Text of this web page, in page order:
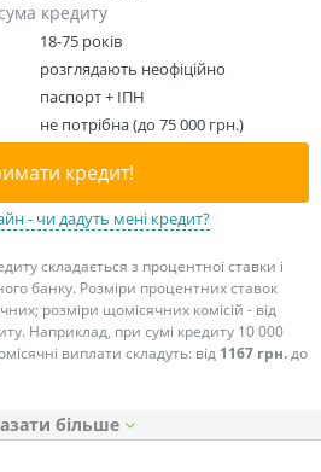
сума кредиту
18-75 років
розглядають неофіційно
паспорт + ІПН
не потрібна (до 75 000 грн.)
кредит!
- чи дадуть мені кредит?
складається з процентної ставки і
банку. Розміри процентних ставок
розміри щомісячних комісій - від
Наприклад, при сумі кредиту 10 000
виплати складуть: від 1167 грн.до